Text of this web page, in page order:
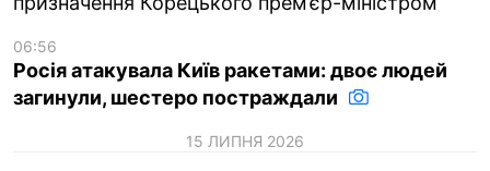
06:56
Росія атакувала Київ ракетами: двоє людей
загинули, шестеро постраждали
15 ЛИПНЯ 2026